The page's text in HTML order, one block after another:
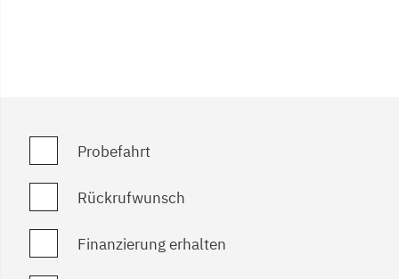
Probefahrt
Rückrufwunsch
Finanzierung erhalten